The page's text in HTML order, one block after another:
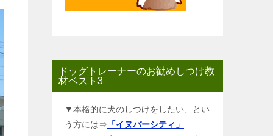
ドッグトレーナーのお勧めしつけ教
材ベスト3
▼本格的に犬のしつけをしたい、とい
う方には⇒ 「イヌバーシティ」